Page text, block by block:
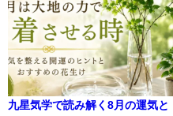
九星気学で読み解く8月の運気と